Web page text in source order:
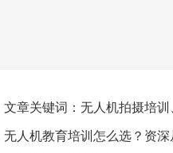
无人机教育培训怎么选？资